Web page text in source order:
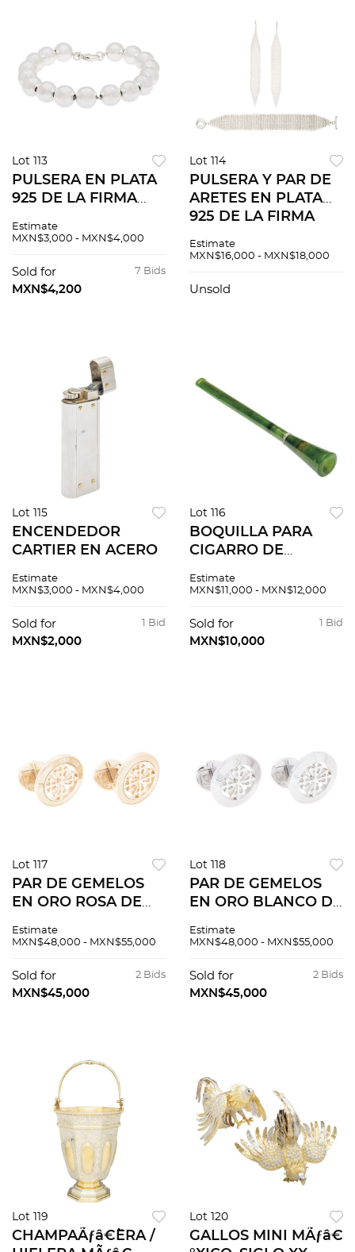
Lot 113
PULSERA EN PLATA
925 DE LA FIRMA
Estimate
MXN$3,000 - MXN$4,000
7 Bids
Sold for
MXN$4,200
Lot 114
PULSERA Y PAR DE
ARETES EN PLATA
925 DE LA FIRMA
Estimate
MXN$16,000 - MXN$18,000
Unsold
Lot 115
ENCENDEDOR
CARTIER EN ACERO
Estimate
MXN$3,000 - MXN$4,000
1 Bid
Sold for
MXN$2,000
Lot 116
BOQUILLA PARA
CIGARRO DE
DIAMANTES
Estimate
MXN$11,000 - MXN$12,000
1 Bid
Sold for
MXN$10,000
Lot 117
PAR DE GEMELOS
EN ORO ROSA DE
PATEK PHILIPPE
CALATRAVA
Estimate
MXN$48,000 - MXN$55,000
2 Bids
Sold for
MXN$45,000
Lot 118
PAR DE GEMELOS
EN ORO BLANCO DE
PATEK PHILIPPE
CALATRAVA
Estimate
MXN$48,000 - MXN$55,000
2 Bids
Sold for
MXN$45,000
Lot 119
CHAMPAÃƒâ€˜ERA /
Lot 120
GALLOS MINI MÃƒâ€